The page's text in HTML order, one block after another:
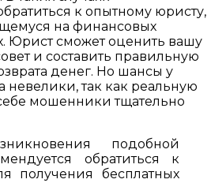
к опытному юристу,
на финансовых
Юрист сможет оценить вашу
и составить правильную
денег. Но шансы у
невелики, так как реальную
мошенники тщательно
подобной
обратиться к
получения бесплатных